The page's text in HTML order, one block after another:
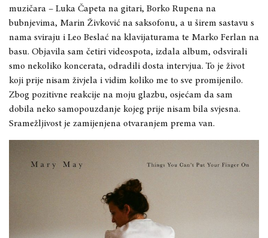
muzičara – Luka Čapeta na gitari, Borko Rupena na
bubnjevima, Marin Živković na saksofonu, a u širem sastavu s
nama sviraju i Leo Beslać na klavijaturama te Marko Ferlan na
basu. Objavila sam četiri videospota, izdala album, odsvirali
smo nekoliko koncerata, odradili dosta intervjua. To je život
koji prije nisam živjela i vidim koliko me to sve promijenilo.
Zbog pozitivne reakcije na moju glazbu, osjećam da sam
dobila neko samopouzdanje kojeg prije nisam bila svjesna.
Sramežljivost je zamijenjena otvaranjem prema van.